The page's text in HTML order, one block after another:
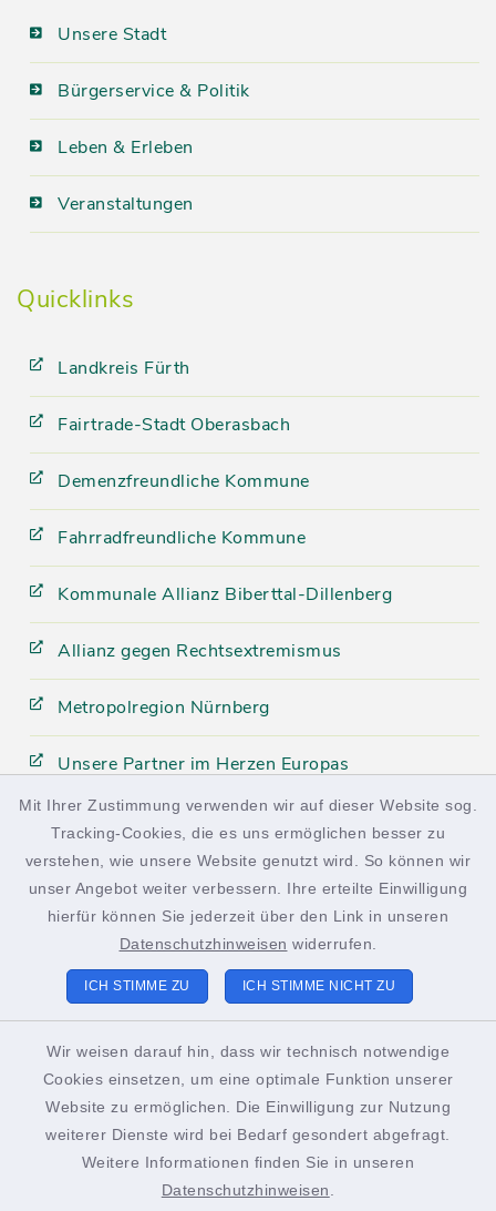
Mit Ihrer Zustimmung verwenden wir auf dieser Website sog.
Tracking-Cookies, die es uns ermöglichen besser zu
verstehen, wie unsere Website genutzt wird. So können wir
unser Angebot weiter verbessern. Ihre erteilte Einwilligung
hierfür können Sie jederzeit über den Link in unseren
Datenschutzhinweisen widerrufen.
ICH STIMME ZU ICH STIMME NICHT ZU
Wir weisen darauf hin, dass wir technisch notwendige
Cookies einsetzen, um eine optimale Funktion unserer
Website zu ermöglichen. Die Einwilligung zur Nutzung
weiterer Dienste wird bei Bedarf gesondert abgefragt.
Weitere Informationen finden Sie in unseren
Datenschutzhinweisen
Unsere Stadt
Bürgerservice & Politik
Leben & Erleben
Veranstaltungen
Quicklinks
Landkreis Fürth
Fairtrade-Stadt Oberasbach
Demenzfreundliche Kommune
Fahrradfreundliche Kommune
Kommunale Allianz Biberttal-Dillenberg
Allianz gegen Rechtsextremismus
Metropolregion Nürnberg
Unsere Partner im Herzen Europas
facebook
instagram
Kontakt
Datenschutz
Impressum
Sitemap